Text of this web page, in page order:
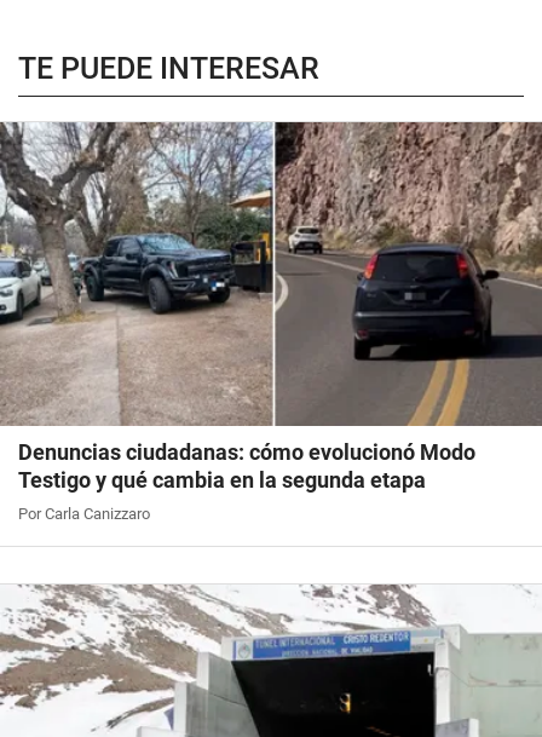
TE PUEDE INTERESAR
Denuncias ciudadanas: cómo evolucionó Modo
Testigo y qué cambia en la segunda etapa
Por Carla Canizzaro